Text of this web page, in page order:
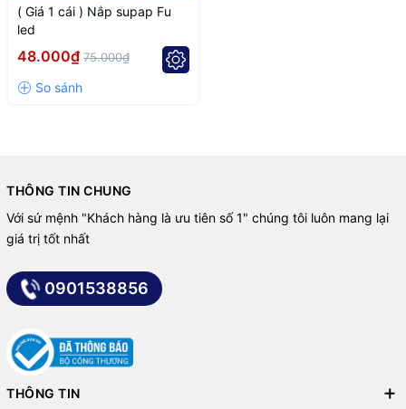
( Giá 1 cái ) Nắp supap Fu
led
48.000₫ 75.000₫
THÔNG TIN CHUNG
Với sứ mệnh "Khách hàng là ưu tiên số 1" chúng tôi luôn mang lại
giá trị tốt nhất
0901538856
THÔNG TIN